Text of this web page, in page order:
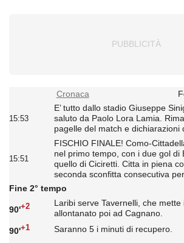
Cronaca
15:53
E’ tutto dallo stadio Giuseppe
saluto da Paolo Lora Lamia.
pagelle del match e dichiarazioni
15:51
FISCHIO FINALE! Como-
nel primo tempo, con i due gol di
quello di Ciciretti. Citta in piena
seconda sconfitta consecutiva
Fine 2° tempo
90'+2
Laribi serve Tavernelli, che
allontanato poi ad Cagnano.
90'+1 Saranno 5 i minuti di recupero.